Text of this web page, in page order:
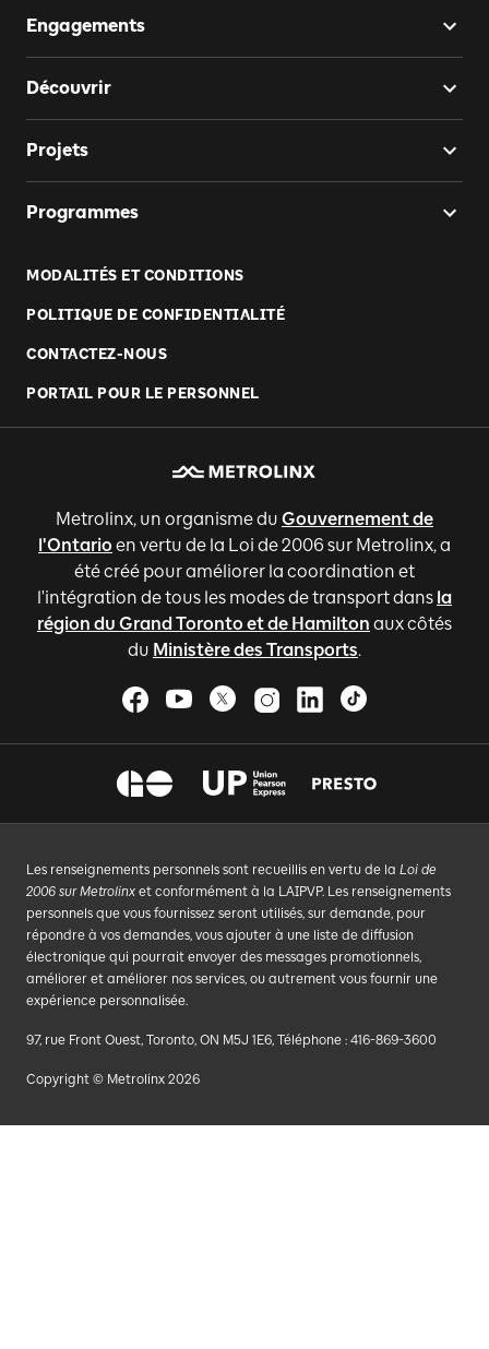
Engagements
Découvrir
Projets
Programmes
MODALITÉS ET CONDITIONS
POLITIQUE DE CONFIDENTIALITÉ
CONTACTEZ-NOUS
PORTAIL POUR LE PERSONNEL
Metrolinx, un organisme du Gouvernement de
l'Ontario en vertu de la Loi de 2006 sur Metrolinx, a
été créé pour améliorer la coordination et
l'intégration de tous les modes de transport dans la
région du Grand Toronto et de Hamilton aux côtés
du Ministère des Transports.
Les renseignements personnels sont recueillis en vertu de la Loi de
2006 sur Metrolinx et conformément à la LAIPVP. Les renseignements
personnels que vous fournissez seront utilisés, sur demande, pour
répondre à vos demandes, vous ajouter à une liste de diffusion
électronique qui pourrait envoyer des messages promotionnels,
améliorer et améliorer nos services, ou autrement vous fournir une
expérience personnalisée.
97, rue Front Ouest, Toronto, ON M5J 1E6, Téléphone : 416-869-3600
Copyright © Metrolinx 2026